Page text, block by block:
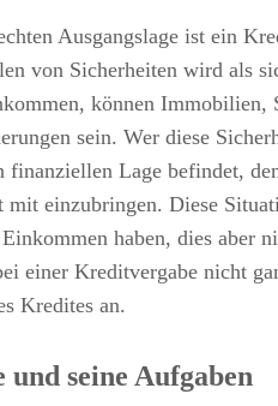
Ausgangslage ist ein
von Sicherheiten wird als
können Immobilien,
sein. Wer diese
finanziellen Lage befindet,
mit einzubringen. Diese
haben, dies aber
einer Kreditvergabe nicht
Kredites an.
und seine Aufgaben